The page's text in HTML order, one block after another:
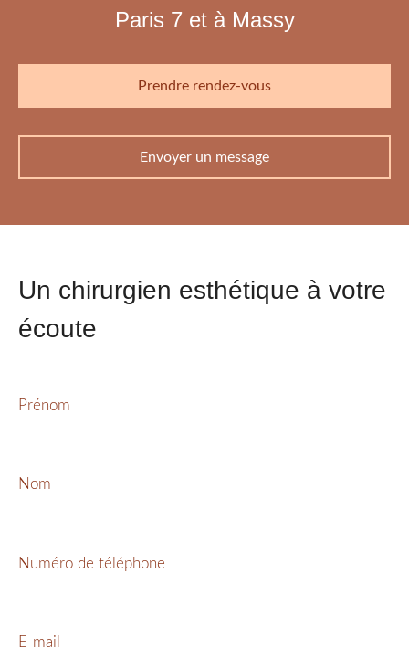
Paris 7 et à Massy
Prendre rendez-vous
Envoyer un message
Un chirurgien esthétique à votre
écoute
Prénom
Nom
Numéro de téléphone
E-mail